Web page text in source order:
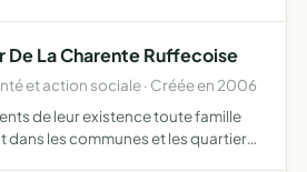
De La Charente Ruffecoise
et action sociale · Créée en 2006
de leur existence toute famille
les communes et les quartiers